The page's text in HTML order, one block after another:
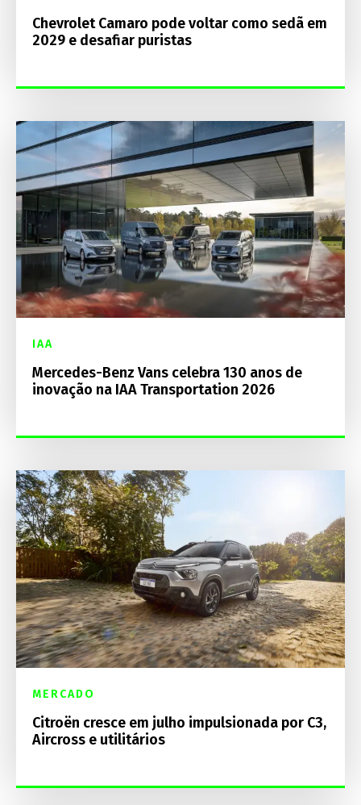
Chevrolet Camaro pode voltar como sedã em
2029 e desafiar puristas
IAA
Mercedes-Benz Vans celebra 130 anos de
inovação na IAA Transportation 2026
MERCADO
Citroën cresce em julho impulsionada por C3,
Aircross e utilitários